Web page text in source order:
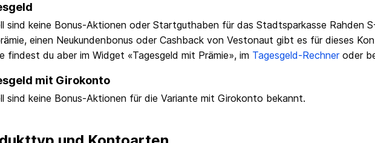
sind keine Bonus-Aktionen oder Startguthaben für das Stadtsparkasse Rahden
einen Neukundenbonus oder Cashback von Vestonaut gibt es für dieses
findest du aber im Widget «Tagesgeld mit Prämie», im Tagesgeld-Rechneroder
mit Girokonto
sind keine Bonus-Aktionen für die Variante mit Girokonto bekannt.